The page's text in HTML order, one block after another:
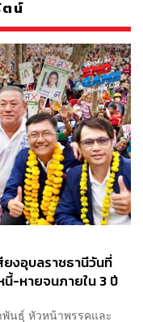
ตน์
ยงอุบลราชธานีวันที่
-หายจนภายใน 3 ปี
นธุ์ หัวหน้าพรรคและ